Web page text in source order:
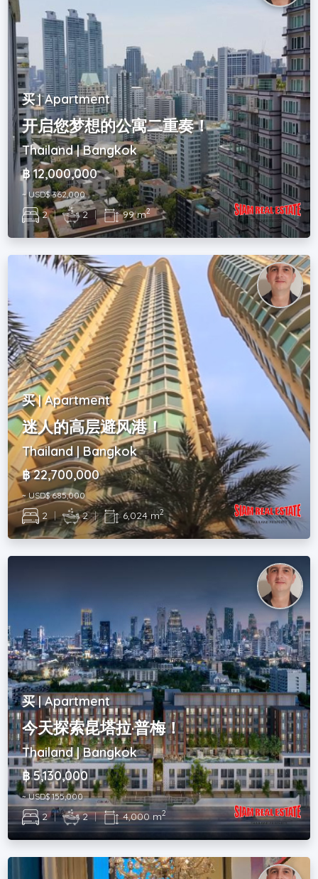
买 | Apartment
开启您梦想的公寓二重奏！
Thailand | Bangkok
฿ 12,000,000
~ USD$ 362,000
2 | 2 | 99 m2
买 | Apartment
迷人的高层避风港！
Thailand | Bangkok
฿ 22,700,000
~ USD$ 685,000
2 | 2 | 6,024 m2
买 | Apartment
今天探索昆塔拉·普梅！
Thailand | Bangkok
฿ 5,130,000
~ USD$ 155,000
2 | 2 | 4,000 m2